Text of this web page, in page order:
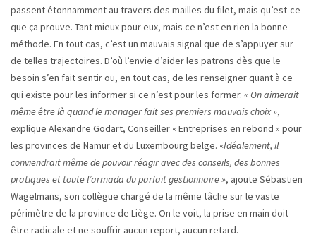
passent étonnamment au travers des mailles du filet, mais qu’est-ce
que ça prouve. Tant mieux pour eux, mais ce n’est en rien la bonne
méthode. En tout cas, c’est un mauvais signal que de s’appuyer sur
de telles trajectoires. D’où l’envie d’aider les patrons dès que le
besoin s’en fait sentir ou, en tout cas, de les renseigner quant à ce
qui existe pour les informer si ce n’est pour les former. « On aimerait
même être là quand le manager fait ses premiers mauvais choix »,
explique Alexandre Godart, Conseiller « Entreprises en rebond » pour
les provinces de Namur et du Luxembourg belge. «Idéalement, il
conviendrait même de pouvoir réagir avec des conseils, des bonnes
pratiques et toute l’armada du parfait gestionnaire », ajoute Sébastien
Wagelmans, son collègue chargé de la même tâche sur le vaste
périmètre de la province de Liège. On le voit, la prise en main doit
être radicale et ne souffrir aucun report, aucun retard.